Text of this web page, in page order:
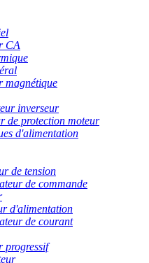
CA
magnétique
inverseur
de protection moteur
d'alimentation
de tension
de commande
d'alimentation
de courant
progressif